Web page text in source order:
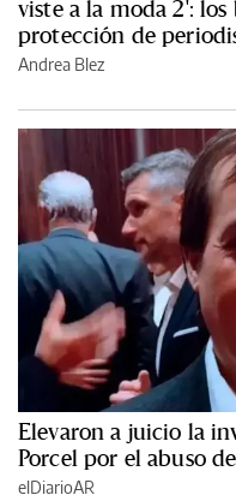
viste a la moda 2':
protección de
Andrea Blez
Elevaron a juicio la
Porcel por el abuso
elDiarioAR